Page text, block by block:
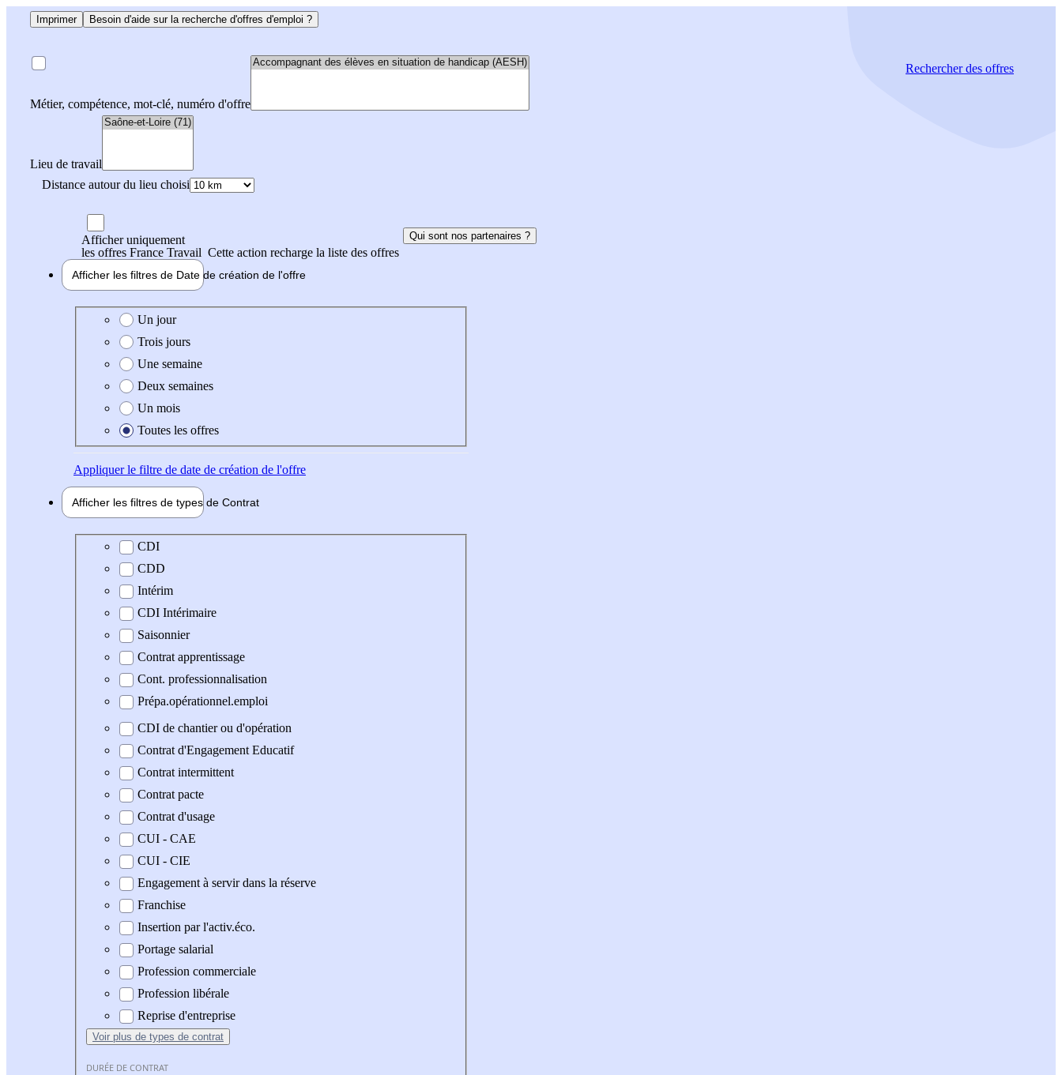
Imprimer Besoin d'aide sur la recherche d'offres d'emploi ?
Métier, compétence, mot-clé, numéro d'offre
Lieu de travail
Distance autour du lieu choisi
Rechercherdes offres
Afficher uniquement
les offres France Travail Cette action recharge la liste des offres
Qui sont nos partenaires ?
Afficher les filtres de Date de création de l'offre
Date de création de l'offre
Un jour
Trois jours
Une semaine
Deux semaines
Un mois
Toutes les offres
Appliquerle filtre de date de création de l'offre
Afficher les filtres de types de Contrat
Type de contrat
CDI
CDD
Intérim
CDI Intérimaire
Saisonnier
Contrat apprentissage
Cont. professionnalisation
Prépa.opérationnel.emploi
CDI de chantier ou d'opération
Contrat d'Engagement Educatif
Contrat intermittent
Contrat pacte
Contrat d'usage
CUI - CAE
CUI - CIE
Engagement à servir dans la réserve
Franchise
Insertion par l'activ.éco.
Portage salarial
Profession commerciale
Profession libérale
Reprise d'entreprise
Voir plus de types de contrat
DURÉE DE CONTRAT